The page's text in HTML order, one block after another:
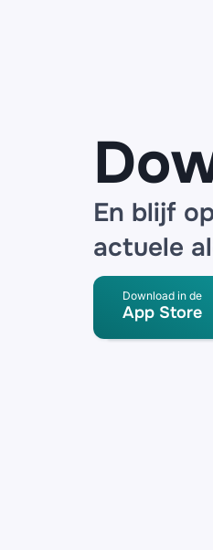
En blijf
actuele
Download in de
App Store